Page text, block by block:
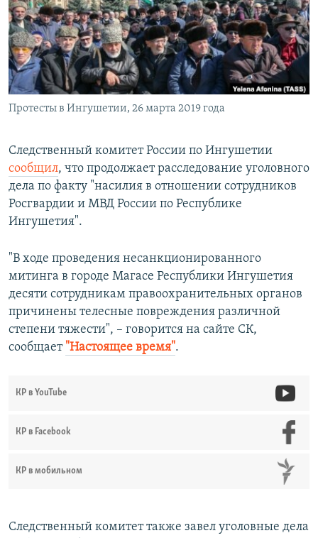
ПОБЕДИТЕЛЕЙ НЕ СУДЯТ?
КРЫМ.НЕПОКОРЕННЫЙ
ELIFBE
УКРАИНСКАЯ ПРОБЛЕМА КРЫМА
ПРИСОЕДИНЯЙТЕСЬ!
Все сайты RFE/RL
Протесты в Ингушетии, 26 марта 2019 года
Следственный комитет России по Ингушетии
сообщил, что продолжает расследование уголовного
дела по факту "насилия в отношении сотрудников
Росгвардии и МВД России по Республике
Ингушетия".
"В ходе проведения несанкционированного
митинга в городе Магасе Республики Ингушетия
десяти сотрудникам правоохранительных органов
причинены телесные повреждения различной
степени тяжести", – говорится на сайте СК,
сообщает "Настоящее время".
КР в YouTube
КР в Facebook
КР в мобильном
Следственный комитет также завел уголовные дела